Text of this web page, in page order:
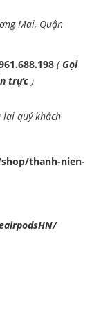
Mai, Quận
( Gọi
trực )
quý khách
thanh-nien-